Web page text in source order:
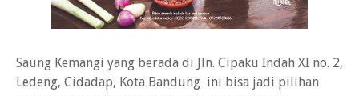
Saung Kemangi yang berada di Jln. Cipaku Indah XI no. 2,
Ledeng, Cidadap, Kota Bandung ini bisa jadi pilihan